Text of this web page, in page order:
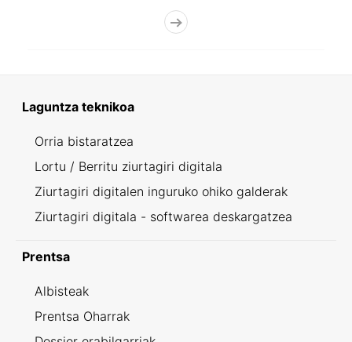
Laguntza teknikoa
Orria bistaratzea
Lortu / Berritu ziurtagiri digitala
Ziurtagiri digitalen inguruko ohiko galderak
Ziurtagiri digitala - softwarea deskargatzea
Prentsa
Albisteak
Prentsa Oharrak